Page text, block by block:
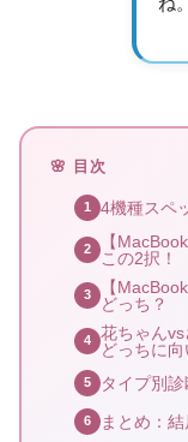
🌸 目次
1 4機種スペ
2
【
この2択！
3
【
どっち？
4
花ちゃんvs
どっちに向
5 タイプ別
6 まとめ：